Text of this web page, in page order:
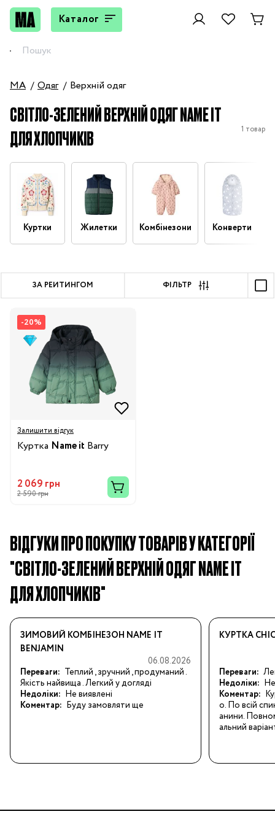
Каталог
MA Одяг Верхній одяг
СВІТЛО-ЗЕЛЕНИЙ ВЕРХНІЙ ОДЯГ NAME IT
ДЛЯ ХЛОПЧИКІВ
1 товар
Куртки Жилетки Комбінезони Конверти
ЗА РЕЙТИНГОМ ФІЛЬТР
-20%
Залишити відгук
Куртка Name it Barry
2 069 грн
2 590 грн
ВІДГУКИ ПРО ПОКУПКУ ТОВАРІВ У КАТЕГОРІЇ
"СВІТЛО-ЗЕЛЕНИЙ ВЕРХНІЙ ОДЯГ NAME IT
ДЛЯ ХЛОПЧИКІВ"
ЗИМОВИЙ КОМБІНЕЗОН NAME IT
BENJAMIN
06.08.2026
Переваги: Теплий , зручний , продуманий .
Якість найвища . Легкий у догляді
Недоліки: Не виявлені
Коментар: Буду замовляти ще
КУРТКА
Переваги:
Недоліки:
Коментар:
о. По всій
анини.
альний